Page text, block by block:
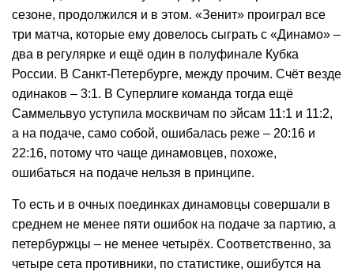
сезоне, продолжился и в этом. «Зенит» проиграл все
три матча, которые ему довелось сыграть с «Динамо» –
два в регулярке и ещё один в полуфинале Кубка
России. В Санкт-Петербурге, между прочим. Счёт везде
одинаков – 3:1. В Суперлиге команда тогда ещё
Саммельвуо уступила москвичам по эйсам 11:1 и 11:2,
а на подаче, само собой, ошибалась реже – 20:16 и
22:16, потому что чаще динамовцев, похоже,
ошибаться на подаче нельзя в принципе.
То есть и в очных поединках динамовцы совершали в
среднем не менее пяти ошибок на подаче за партию, а
петербуржцы – не менее четырёх. Соответственно, за
четыре сета противники, по статистике, ошибутся на